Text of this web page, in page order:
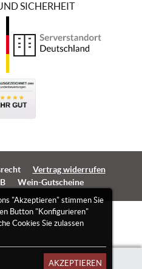
"Akzeptieren" stimmen Sie
Button "Konfigurieren"
Cookies Sie zulassen
AKZEPTIEREN
SICHERHEIT
Vertrag widerrufen
Wein-Gutscheine